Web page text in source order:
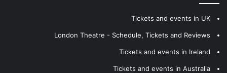
Tickets and events in UK
London Theatre - Schedule, Tickets and Reviews
Tickets and events in Ireland
Tickets and events in Australia